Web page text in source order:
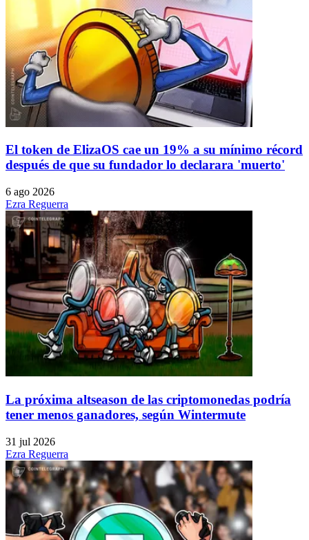
El token de ElizaOS cae un 19% a su mínimo récord
después de que su fundador lo declarara 'muerto'
6 ago 2026
Ezra Reguerra
La próxima altseason de las criptomonedas podría
tener menos ganadores, según Wintermute
31 jul 2026
Ezra Reguerra